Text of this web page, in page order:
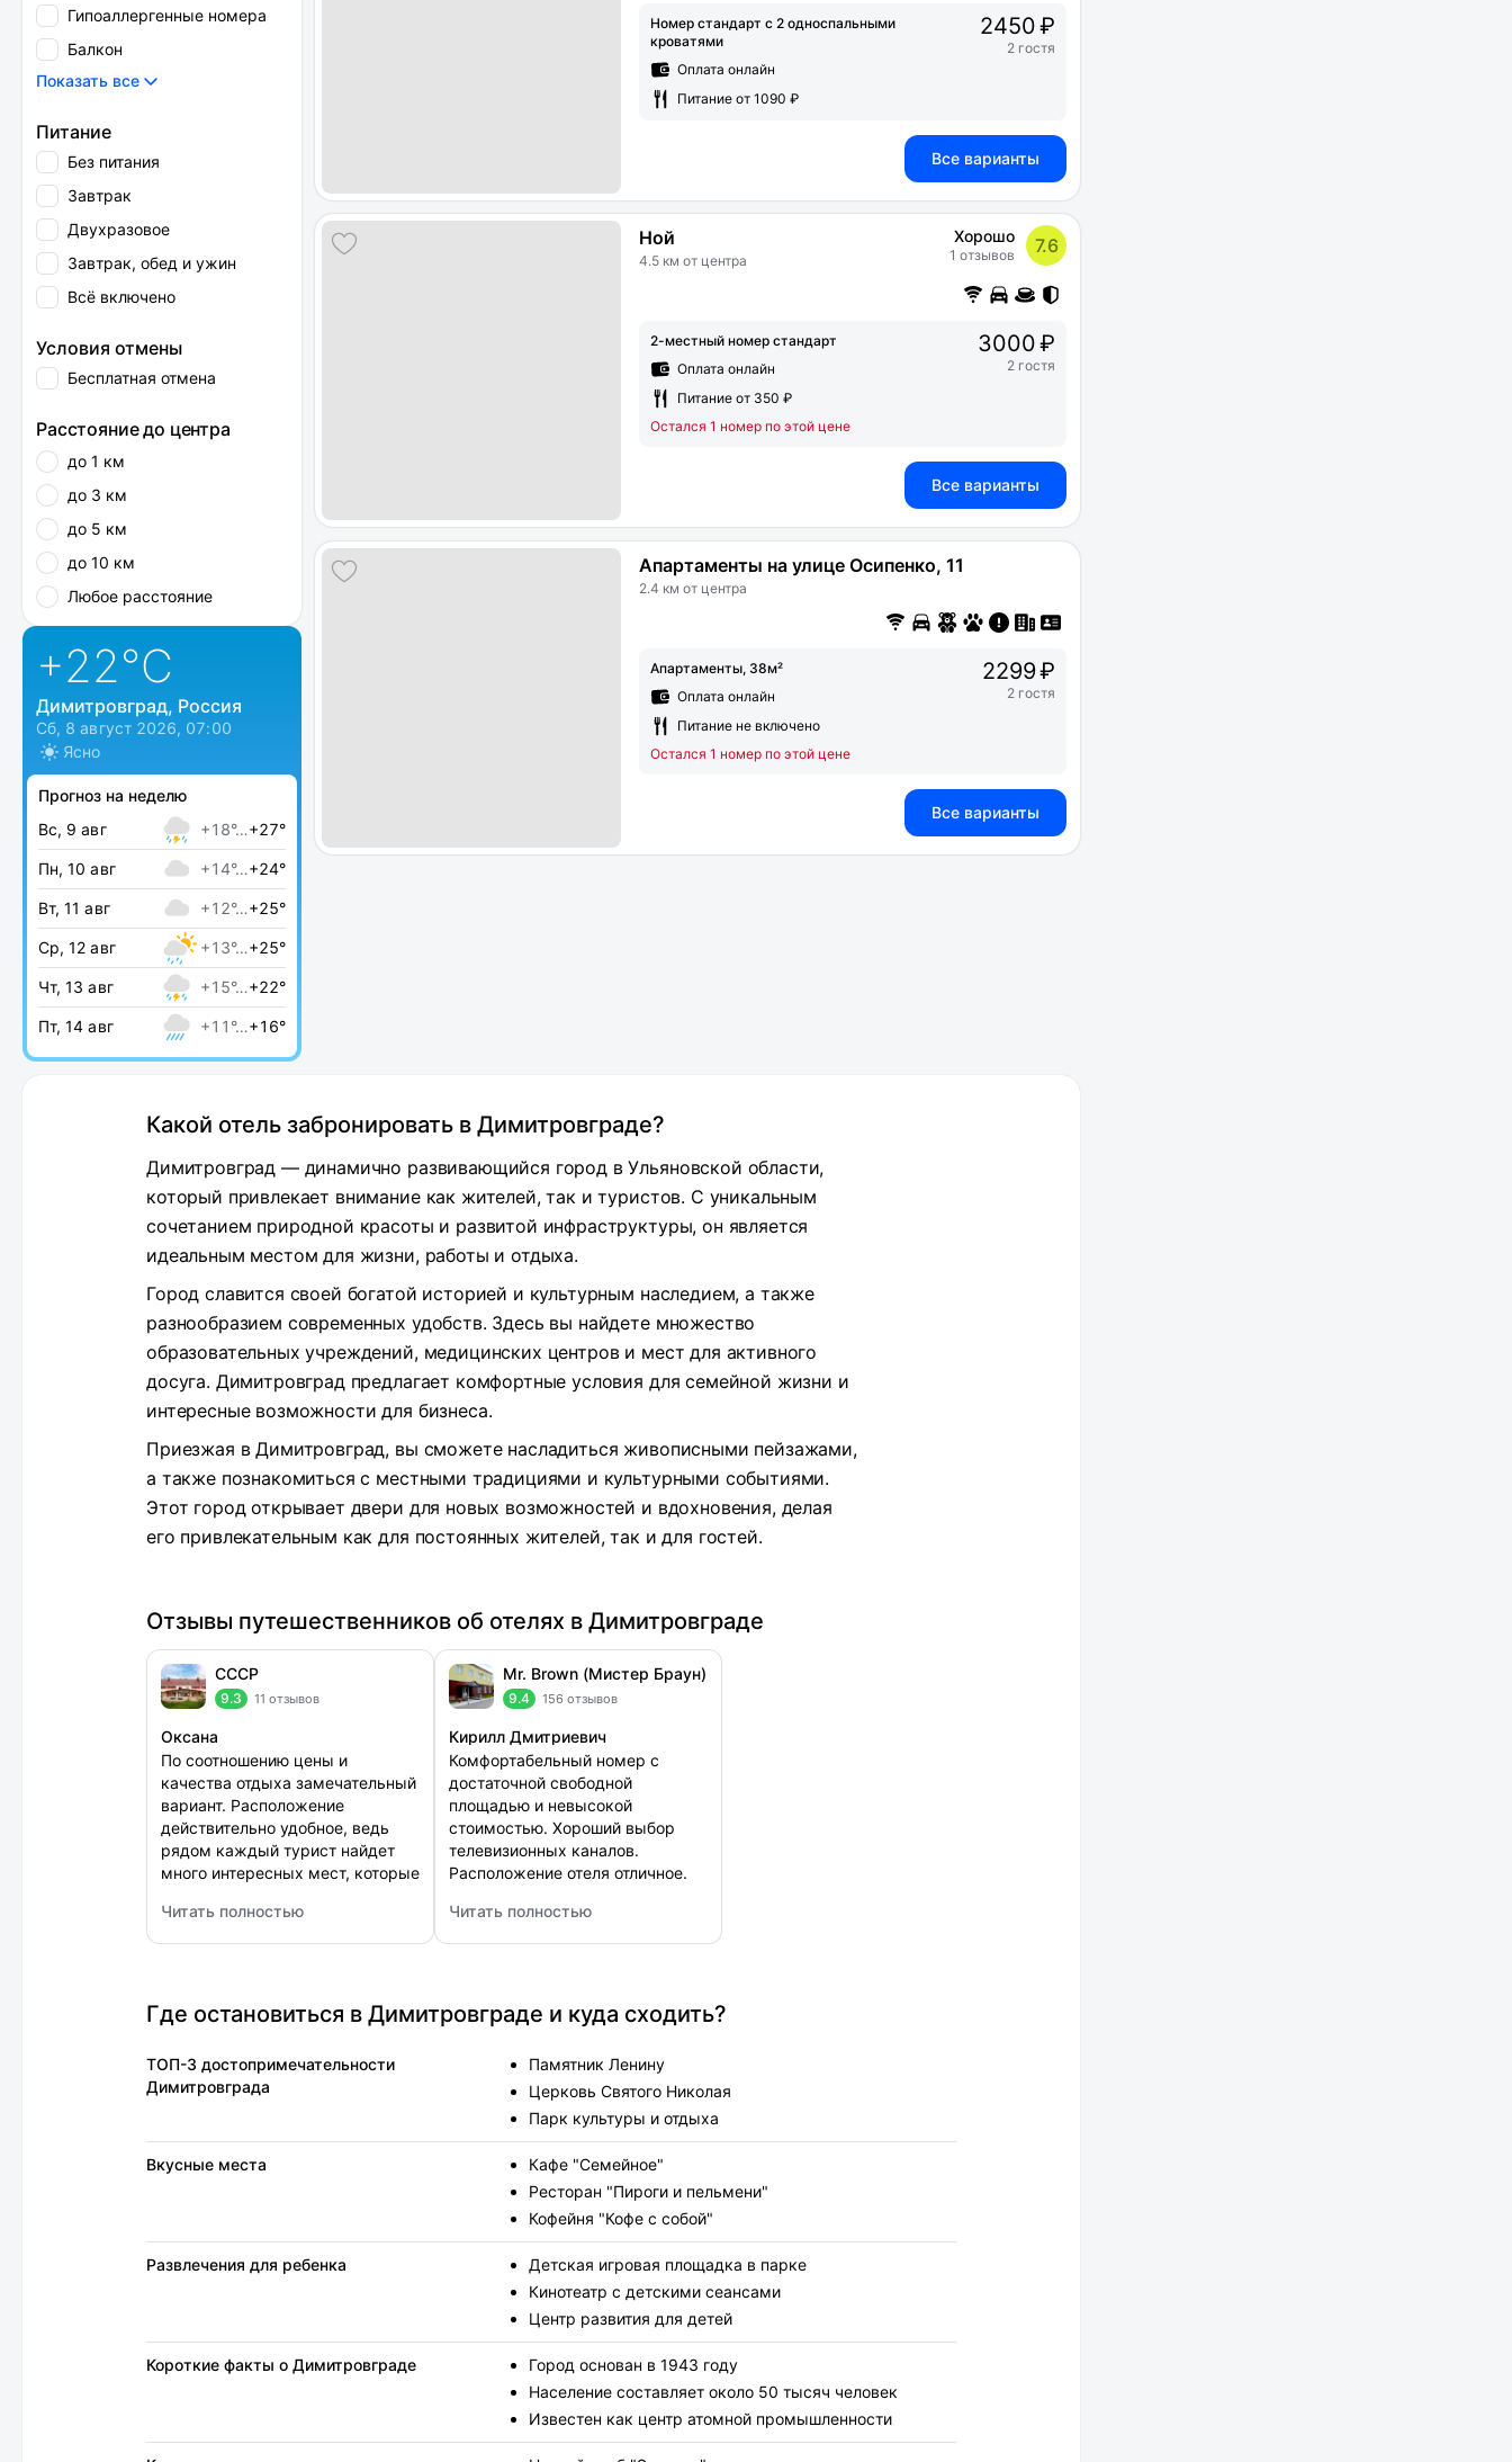
Гипоаллергенные номера
Балкон
Показать все
Питание
Без питания
Завтрак
Двухразовое
Завтрак, обед и ужин
Всё включено
Условия отмены
Бесплатная отмена
Расстояние до центра
до 1 км
до 3 км
до 5 км
до 10 км
Любое расстояние
+22°C
Димитровград, Россия
Сб, 8 август 2026, 07:00
Ясно
Прогноз на неделю
Вс, 9 авг
+18°…+27°
Пн, 10 авг +14°…+24°
Вт, 11 авг +12°…+25°
Ср, 12 авг +13°…+25°
Чт, 13 авг +15°…+22°
Пт, 14 авг +11°…+16°
Номер стандарт с 2 односпальными
кроватями
Оплата онлайн
Питание от 1090 ₽
2450 ₽
2 гостя
Все варианты
Ной
4.5 км от центра
Хорошо
1 отзывов 7.6
2-местный номер стандарт
Оплата онлайн
Питание от 350 ₽
Остался 1 номер по этой цене
3000 ₽
2 гостя
Все варианты
Апартаменты на улице Осипенко, 11
2.4 км от центра
Апартаменты, 38м²
Оплата онлайн
Питание не включено
Остался 1 номер по этой цене
2299 ₽
2 гостя
Все варианты
Какой отель забронировать в Димитровграде?
Димитровград — динамично развивающийся город в Ульяновской области,
который привлекает внимание как жителей, так и туристов. С уникальным
сочетанием природной красоты и развитой инфраструктуры, он является
идеальным местом для жизни, работы и отдыха.
Город славится своей богатой историей и культурным наследием, а также
разнообразием современных удобств. Здесь вы найдете множество
образовательных учреждений, медицинских центров и мест для активного
досуга. Димитровград предлагает комфортные условия для семейной жизни и
интересные возможности для бизнеса.
Приезжая в Димитровград, вы сможете насладиться живописными пейзажами,
а также познакомиться с местными традициями и культурными событиями.
Этот город открывает двери для новых возможностей и вдохновения, делая
его привлекательным как для постоянных жителей, так и для гостей.
Отзывы путешественников об отелях в Димитровграде
СССР
9.3 11 отзывов
Оксана
По соотношению цены и
качества отдыха замечательный
вариант. Расположение
действительно удобное, ведь
рядом каждый турист найдет
много интересных мест, которые
будучи в городе. На самом деле
нас в гостинице устроило все,
Читать полностью
: СССР
Mr. Brown (Мистер Браун)
9.4 156 отзывов
Кирилл Дмитриевич
Комфортабельный номер с
достаточной свободной
площадью и невысокой
стоимостью. Хороший выбор
телевизионных каналов.
Расположение отеля отличное.
сотрудники отзывчивые.
Проживание уютное, все
постельные принадлежности.
Читать полностью
: Mr. Brown (Мистер Браун)
Где остановиться в Димитровграде и куда сходить?
ТОП-3 достопримечательности
Димитровграда
Памятник Ленину
Церковь Святого Николая
Парк культуры и отдыха
Вкусные места
Кафе "Семейное"
Ресторан "Пироги и пельмени"
Кофейня "Кофе с собой"
Развлечения для ребенка
Детская игровая площадка в парке
Кинотеатр с детскими сеансами
Центр развития для детей
Короткие факты о Димитровграде
Город основан в 1943 году
Население составляет около 50 тысяч человек
Известен как центр атомной промышленности